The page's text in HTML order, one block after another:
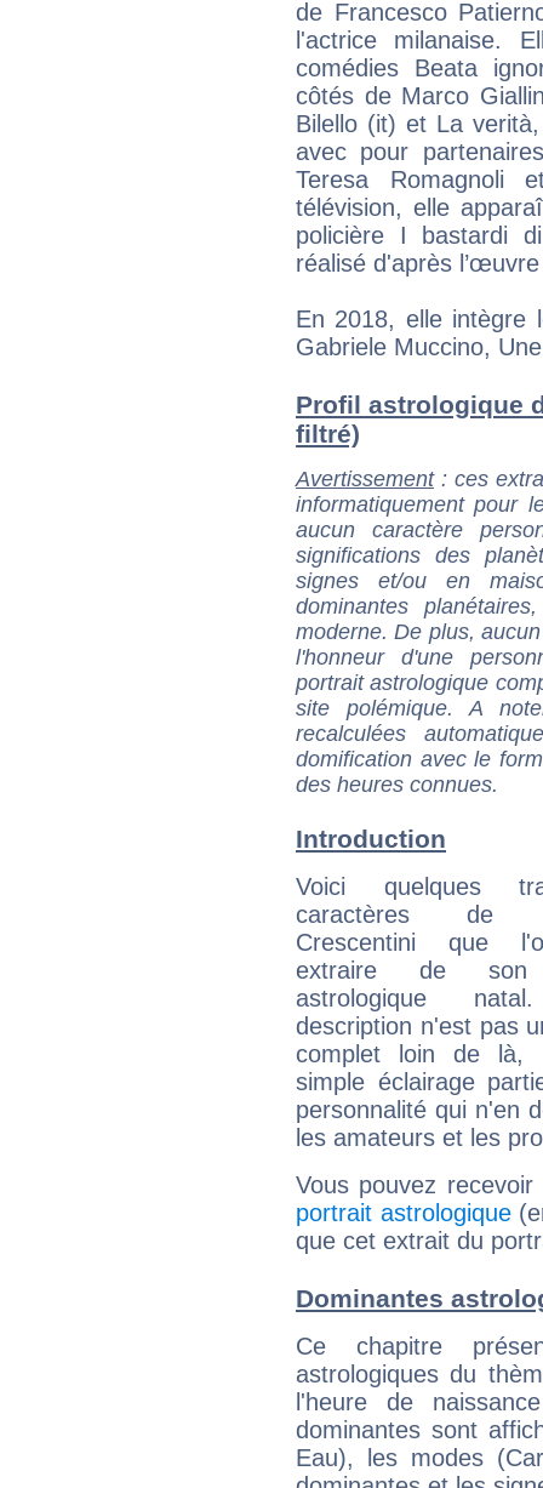
de Francesco
l'actrice milanaise.
comédies Beata
côtés de Marco
Bilello (it) et La
avec pour
Teresa Romagnoli
télévision, elle
policière I bastardi
réalisé d'après
En 2018, elle intègre
Gabriele Muccino,
Profil astrologique
filtré)
Avertissement: ces
informatiquement pour
aucun caractère
significations des
signes et/ou en
dominantes
moderne. De plus,
l'honneur d'une
portrait astrologique
site polémique. A
recalculées
domification avec le
des heures connues.
Introduction
Voici quelques
caractères de
Crescentini que
extraire de son
astrologique
description n'est pas
complet loin de là,
simple éclairage
personnalité qui n'en
les amateurs et les
Vous pouvez
portrait astrologique
que cet extrait du
Dominantes
Ce chapitre
astrologiques du
l'heure de
dominantes sont
Eau), les modes